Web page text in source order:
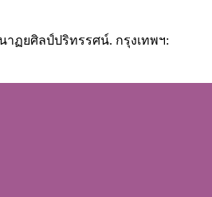
าฏยศิลป์ปริทรรศน์. กรุงเทพฯ: